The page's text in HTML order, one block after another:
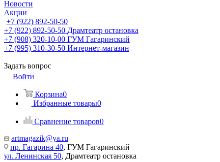
Новости
Акции
+7 (922) 892-50-50
+7 (922) 892-50-50 Драмтеатр остановка
+7 (908) 320-10-00 ГУМ Гагаринский
+7 (995) 310-30-50 Интернет-магазин
Задать вопрос
Войти
Корзина0
Избранные товары0
Сравнение товаров0
artmagazik@ya.ru
пр. Гагарина 40, ГУМ Гагаринский
ул. Ленинская 50, Драмтеатр остановка